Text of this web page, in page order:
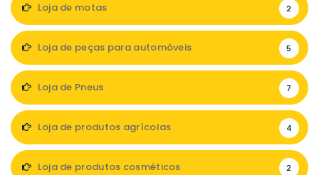
Loja de motas 2
Loja de peças para automóveis 5
Loja de Pneus 7
Loja de produtos agrícolas 4
Loja de produtos cosméticos 2